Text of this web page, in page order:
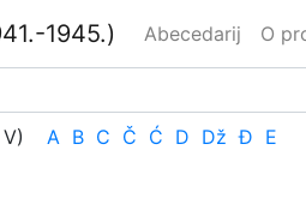
1945.) Abecedarij O
A B C Č Ć D Dž Đ E